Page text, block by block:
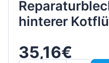
hinterer
35,16€